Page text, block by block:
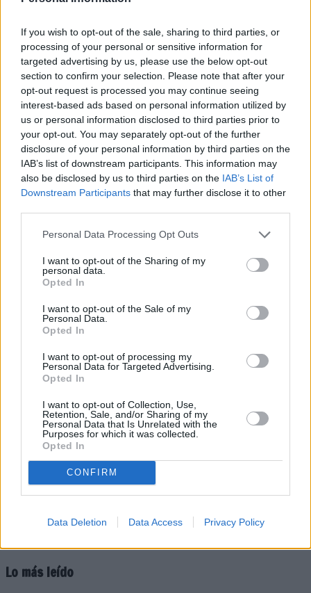
If you wish to opt-out of the sale, sharing to third parties, or
processing of your personal or sensitive information for
targeted advertising by us, please use the below opt-out
section to confirm your selection. Please note that after your
opt-out request is processed you may continue seeing
interest-based ads based on personal information utilized by
us or personal information disclosed to third parties prior to
your opt-out. You may separately opt-out of the further
disclosure of your personal information by third parties on the
IAB’s list of downstream participants. This information may
also be disclosed by us to third parties on the IAB’s List of
Downstream Participants that may further disclose it to other
Personal Data Processing Opt Outs
I want to opt-out of the Sharing of my
personal data.
Opted In
I want to opt-out of the Sale of my
Personal Data.
Opted In
I want to opt-out of processing my
Personal Data for Targeted Advertising.
Opted In
I want to opt-out of Collection, Use,
Retention, Sale, and/or Sharing of my
Personal Data that Is Unrelated with the
Purposes for which it was collected.
Opted In
CONFIRM
Data Deletion Data Access Privacy Policy
económica para aquellos que más lo
Para ello, los impulsores del festival
han lanzado una campaña de
crowdfunding a junto a la plataforma
HelpUp
(www.contraocoronavirus.org/helpup),
con el objetivo de recaudar fondos para
ayudar a los colectivos más
vulnerables durante la cuarentena.
Escribir un comentario
Nombre
(requerido)
Refescar
JComments
PUBLICIDAD
Lo más leído